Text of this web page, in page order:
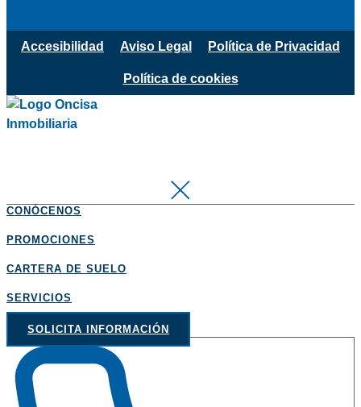
Accesibilidad Aviso Legal Política de Privacidad
Política de cookies
CONÓCENOS
PROMOCIONES
CARTERA DE SUELO
SERVICIOS
SOLICITA INFORMACIÓN